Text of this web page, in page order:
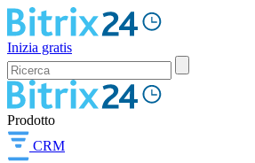
Inizia gratis
Prodotto
CRM